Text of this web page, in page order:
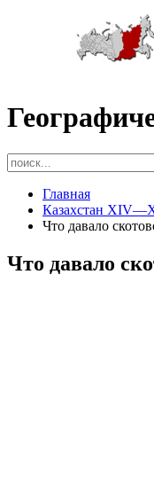
Главная
Казахстан
Что давало
Что давало